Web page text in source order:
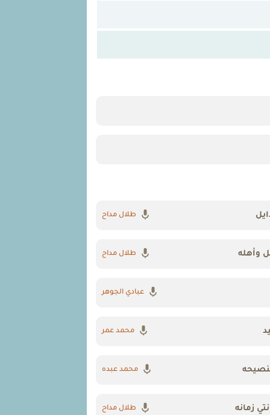
طلال مداح
وأهله طلال مداح
عبادي الجوهر
محمد عمر
محمد عبده
زمانه طلال مداح